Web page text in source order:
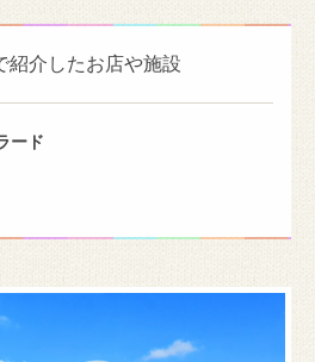
紹介したお店や施設
ード